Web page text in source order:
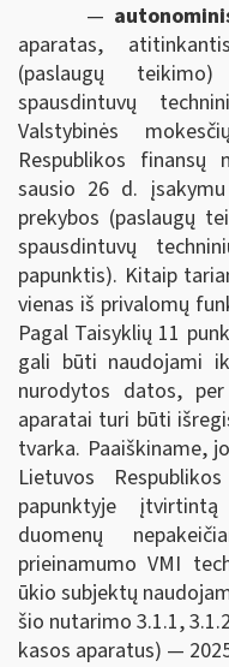
—
aparatas,
(paslaugų
spausdintuvų
Valstybinės
Respublikos finansų
sausio 26 d.
prekybos (paslaugų
spausdintuvų
papunktis). Kitaip
vienas iš privalomų
Pagal Taisyklių 11
gali būti naudojami
nurodytos datos,
aparatai turi būti
tvarka. Paaiškiname,
Lietuvos
papunktyje
duomenų
prieinamumo VMI
ūkio subjektų
šio nutarimo 3.1.1,
kasos aparatus) —